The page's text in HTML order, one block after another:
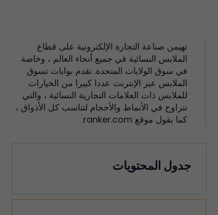
تهيمن صناعة التجارة الإلكترونية على قطاع
الملابس النسائية في جميع أنحاء العالم ، وخاصة
في سوق الولايات المتحدة. تقدم بوابات تسوق
الملابس عبر الإنترنت عددا كبيرا من الخيارات
للملابس ذات العلامات التجارية النسائية ، والتي
تتراوح في الأنماط والأحجام لتناسب كل الأذواق ،
كما يقول موقع ranker.com.
جدول المحتويات